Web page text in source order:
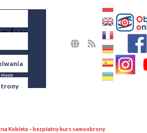
Kobieta – bezpłatny kurs samoobrony